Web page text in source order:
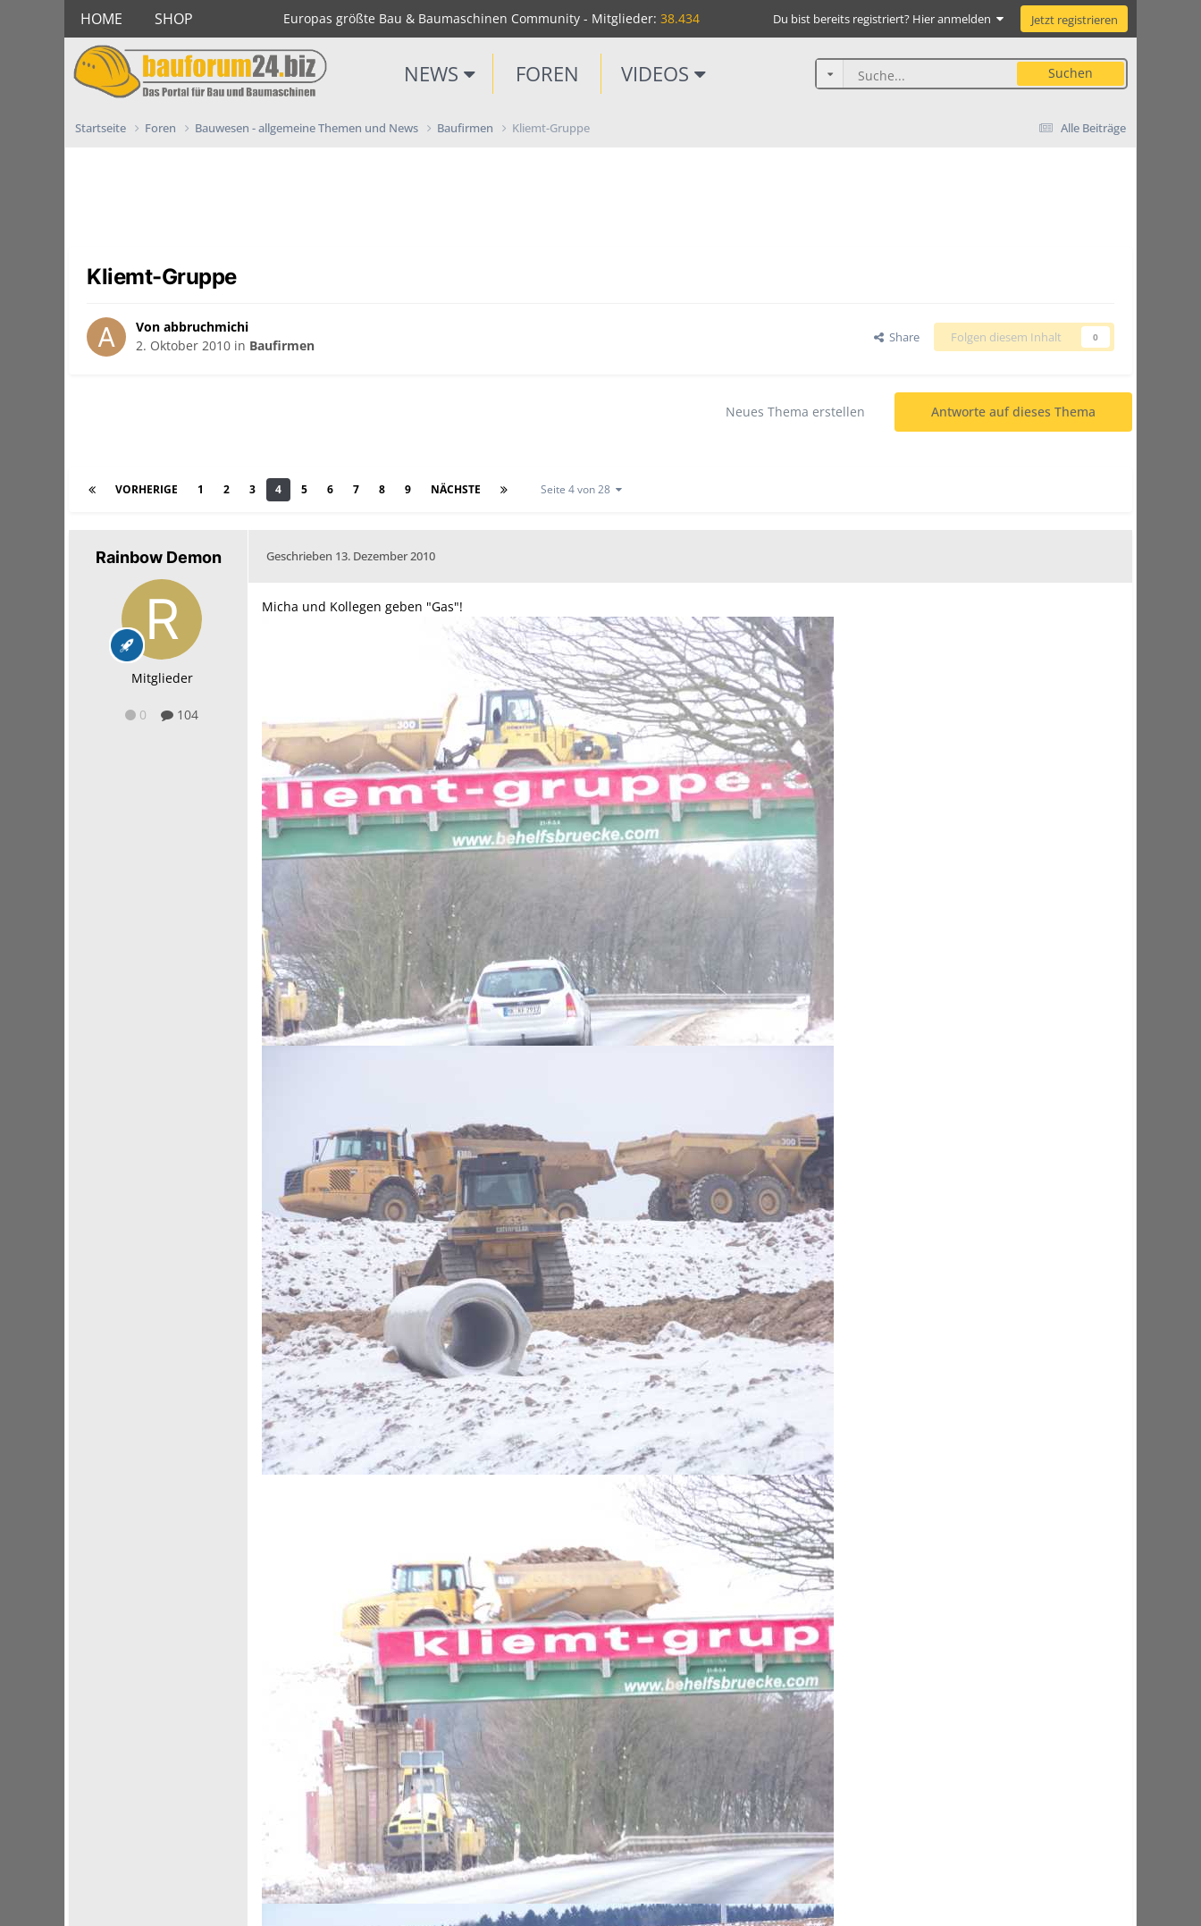
HOME SHOP Europas größte Bau & Baumaschinen Community - Mitglieder: 38.434 Du bist bereits registriert? Hier anmelden Jetzt registrieren
NEWS FOREN VIDEOS Suchen
Alle Beiträge
Startseite Foren Bauwesen - allgemeine Themen und News Baufirmen Kliemt-Gruppe
Kliemt-Gruppe
Von abbruchmichi
2. Oktober 2010 in Baufirmen Share Folgen diesem Inhalt 0
Antworte auf dieses Thema
Neues Thema erstellen
VORHERIGE 1 2 3 4 5 6 7 8 9 NÄCHSTE Seite 4 von 28
Rainbow Demon
Mitglieder
0 104
Geschrieben 13. Dezember 2010
Micha und Kollegen geben "Gas"!